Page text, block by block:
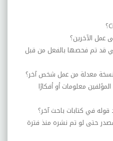
؟
عمل الآخرين؟
قد تم فحصها بالفعل من قبل
نسخة معدلة من عمل شخص آخر؟
معلومات أو أفكارًا
قوله في كتابات باحث آخر؟
حتى لو تم نشره منذ فترة